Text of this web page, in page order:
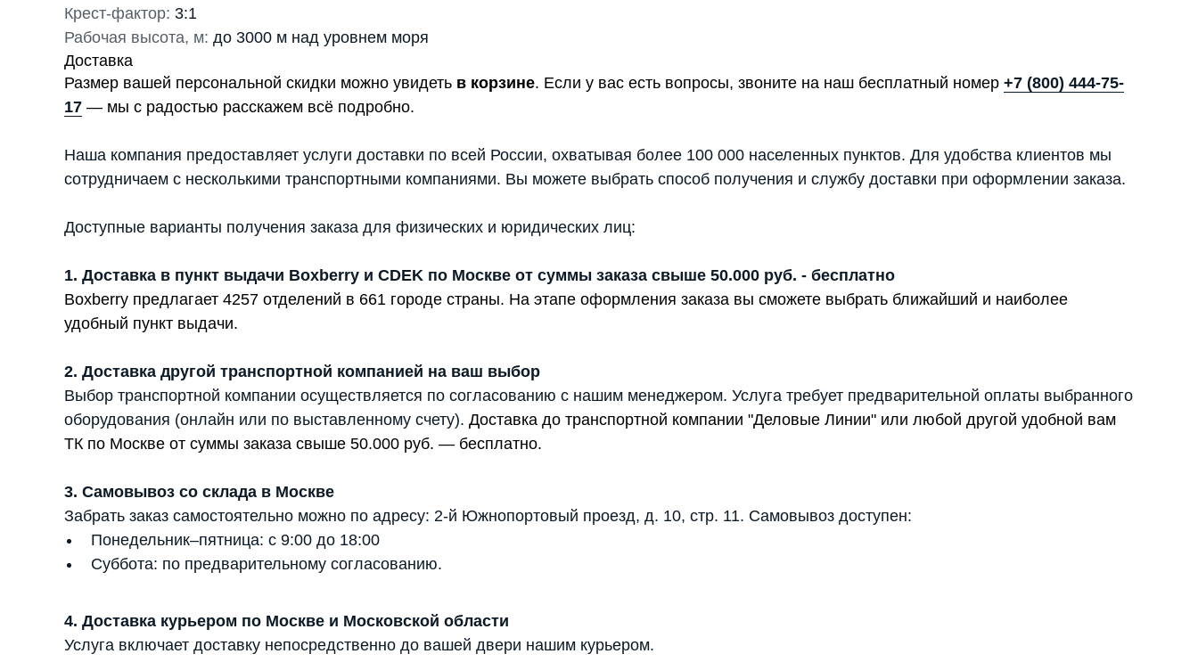
Крест-фактор: 3:1
Рабочая высота, м: до 3000 м над уровнем моря
Доставка
Размер вашей персональной скидки можно увидеть в корзине. Если у вас есть вопросы, звоните на наш бесплатный номер +7 (800) 444-75-
17 — мы с радостью расскажем всё подробно.
Наша компания предоставляет услуги доставки по всей России, охватывая более 100 000 населенных пунктов. Для удобства клиентов мы
сотрудничаем с несколькими транспортными компаниями. Вы можете выбрать способ получения и службу доставки при оформлении заказа.
Доступные варианты получения заказа для физических и юридических лиц:
1. Доставка в пункт выдачи Boxberry и CDEK по Москве от суммы заказа свыше 50.000 руб. - бесплатно
Boxberry предлагает 4257 отделений в 661 городе страны. На этапе оформления заказа вы сможете выбрать ближайший и наиболее
удобный пункт выдачи.
2. Доставка другой транспортной компанией на ваш выбор
Выбор транспортной компании осуществляется по согласованию с нашим менеджером. Услуга требует предварительной оплаты выбранного
оборудования (онлайн или по выставленному счету). Доставка до транспортной компании "Деловые Линии" или любой другой удобной вам
ТК по Москве от суммы заказа свыше 50.000 руб. — бесплатно.
3. Самовывоз со склада в Москве
Забрать заказ самостоятельно можно по адресу: 2-й Южнопортовый проезд, д. 10, стр. 11. Самовывоз доступен:
Понедельник–пятница: с 9:00 до 18:00
Суббота: по предварительному согласованию.
4. Доставка курьером по Москве и Московской области
Услуга включает доставку непосредственно до вашей двери нашим курьером.